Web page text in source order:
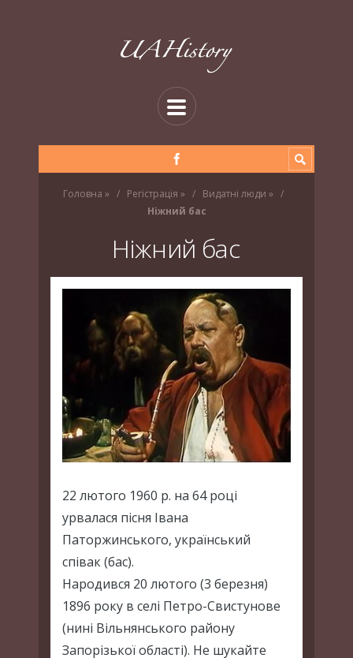
Головна » Регістрація » Видатні люди »
Ніжний бас
Ніжний бас
22 лютого 1960 р. на 64 році
урвалася пісня Івана
Паторжинського, український
співак (бас).
Народився 20 лютого (3 березня)
1896 року в селі Петро-Свистунове
(нині Вільнянського району
Запорізької області). Не шукайте